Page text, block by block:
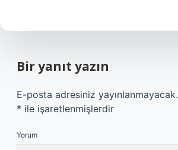
Bir yanıt yazın
E-posta adresiniz yayınlanmayacak.
* ile işaretlenmişlerdir
Yorum